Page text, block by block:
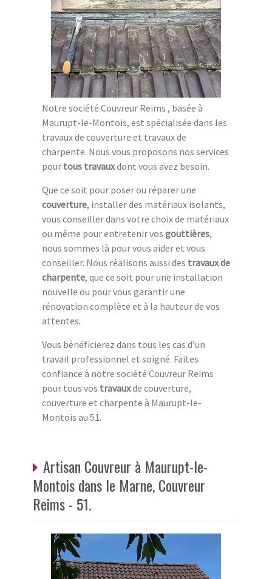
Notre société Couvreur Reims , basée à
Maurupt-le-Montois, est spécialisée dans les
travaux de couverture et travaux de
charpente. Nous vous proposons nos services
pour tous travauxdont vous avez besoin.
Que ce soit pour poser ou réparer une
couverture, installer des matériaux isolants,
vous conseiller dans votre choix de matériaux
ou même pour entretenir vos gouttières,
nous sommes là pour vous aider et vous
conseiller. Nous réalisons aussi des travaux de
charpente, que ce soit pour une installation
nouvelle ou pour vous garantir une
rénovation complète et à la hauteur de vos
attentes.
Vous bénéficierez dans tous les cas d’un
travail professionnel et soigné. Faites
confiance à notre société Couvreur Reims
pour tous vos travauxde couverture,
couverture et charpente à Maurupt-le-
Montois au 51.
Artisan Couvreur à Maurupt-le-
Montois dans le Marne, Couvreur
Reims - 51.